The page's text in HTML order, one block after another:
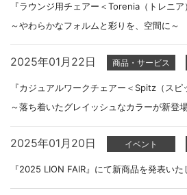
『ラウンジ用チェアー＜Torenia（トレニ
～やわらかなフォルムと彩りを、空間に～
2025年01月22日 商品・サービス
『カジュアルワークチェアー＜Spitz（ス
～落ち着いたグレイッシュなカラーが新登
2025年01月20日 イベント
『2025 LION FAIR』にて新商品を発表いた